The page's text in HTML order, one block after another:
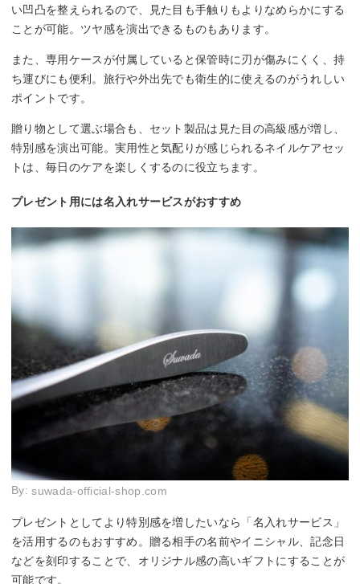
い凹凸を整えられるので、見た目も手触りもよりなめらかにする
ことが可能。ツヤ感を演出できるものもあります。
また、専用ケースが付属していると保管時に刃が傷みにくく、持
ち運びにも便利。旅行や外出先でも衛生的に使えるのがうれしい
ポイントです。
贈り物として選ぶ場合も、セット製品は見た目の高級感が増し、
特別感を演出可能。実用性と気配りが感じられるネイルケアセッ
トは、毎日のケアを楽しくするのに役立ちます。
プレゼント用には名入れサービスがおすすめ
By:suwada-official-shop.com
プレゼントとしてより特別感を増したいなら「名入れサービス」
を活用するのもおすすめ。贈る相手の名前やイニシャル、記念日
などを刻印することで、オリジナル感の高いギフトにすることが
可能です。